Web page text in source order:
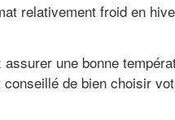
relativement froid en
une bonne
de bien choisir